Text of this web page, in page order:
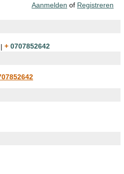
Aanmelden of Registreren
|
+ 0707852642